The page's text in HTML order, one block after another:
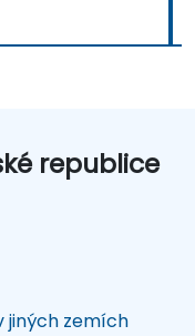
republice
jiných zemích